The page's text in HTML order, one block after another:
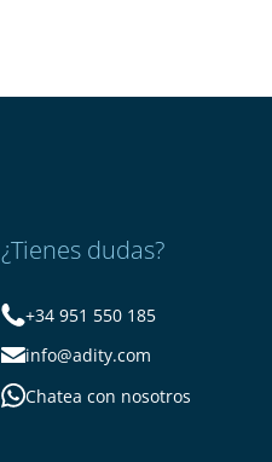
¿Tienes dudas?
+34 951 550 185
info@adity.com
Chatea con nosotros